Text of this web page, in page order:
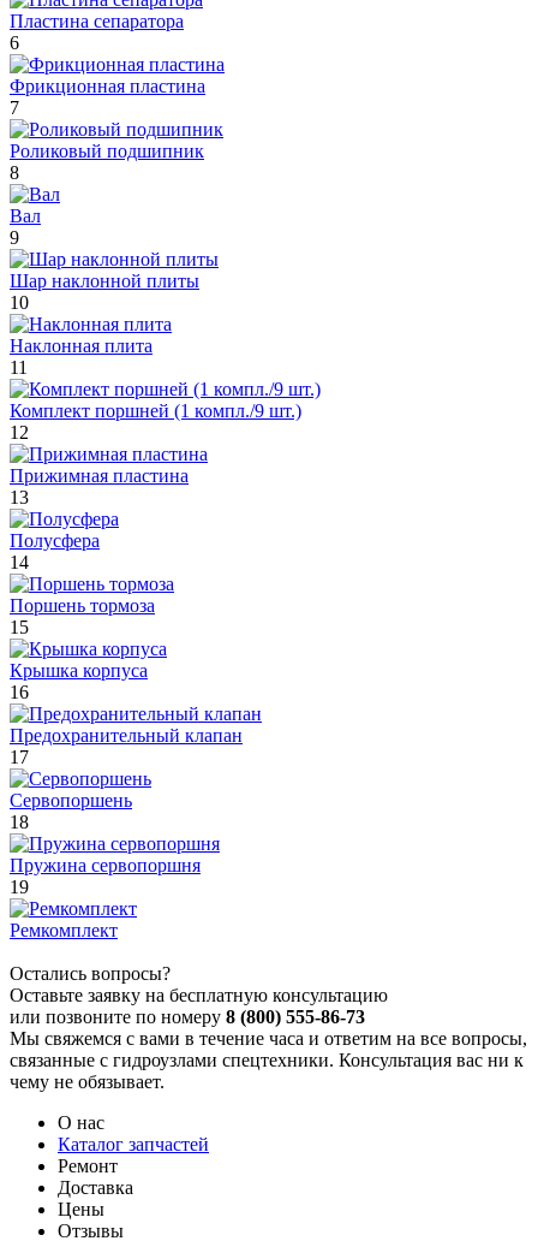
Пластина сепаратора
6
Фрикционная пластина
7
Роликовый подшипник
8
Вал
9
Шар наклонной плиты
10
Наклонная плита
11
Комплект поршней (1 компл./9 шт.)
12
Прижимная пластина
13
Полусфера
14
Поршень тормоза
15
Крышка корпуса
16
Предохранительный клапан
17
Сервопоршень
18
Пружина сервопоршня
19
Ремкомплект
Остались вопросы?
Оставьте заявку на бесплатную консультацию
или позвоните по номеру 8 (800) 555-86-73
Мы свяжемся с вами в течение часа и ответим на все вопросы,
связанные с гидроузлами спецтехники. Консультация вас ни к
чему не обязывает.
О нас
Каталог запчастей
Ремонт
Доставка
Цены
Отзывы